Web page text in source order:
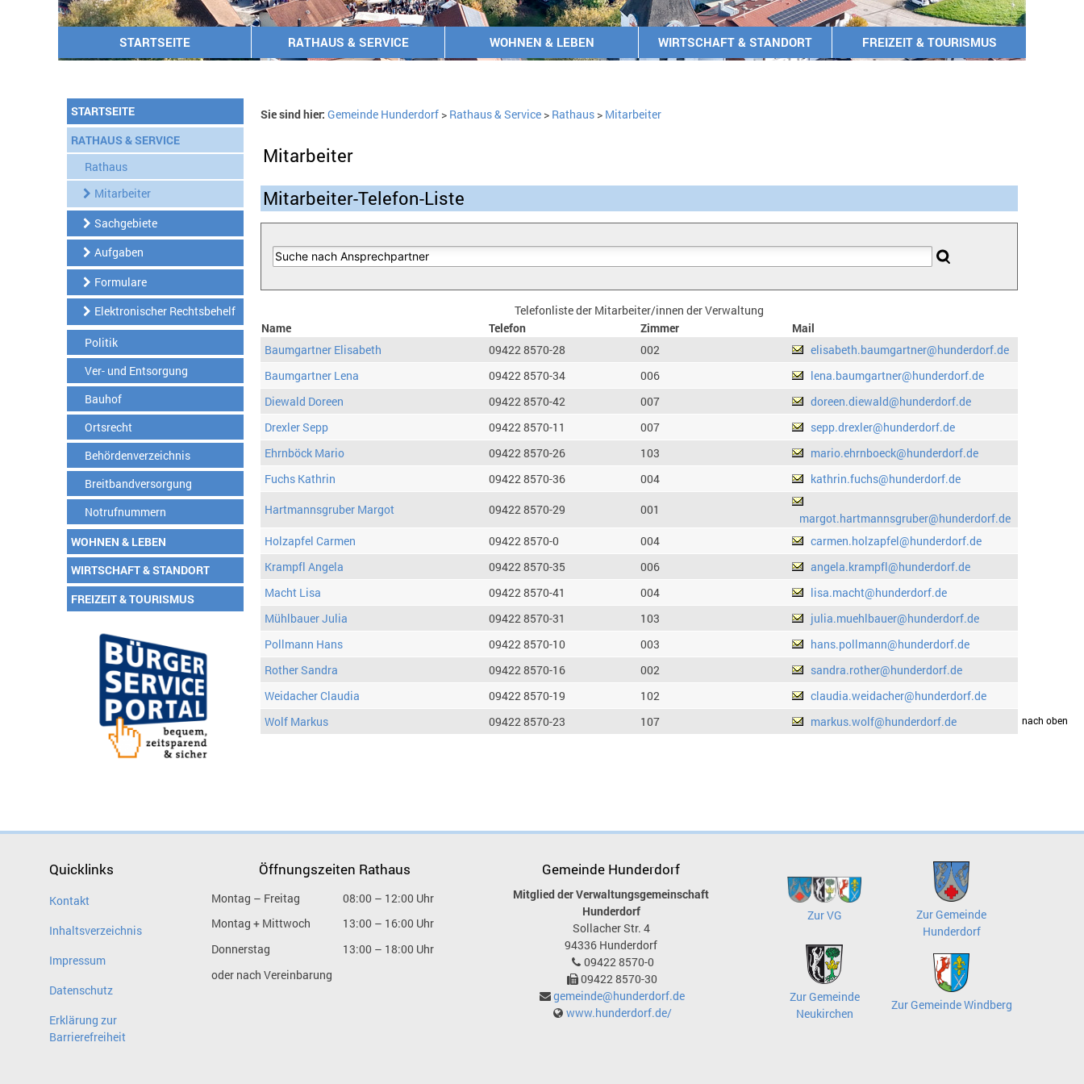
STARTSEITE RATHAUS & SERVICE WOHNEN & LEBEN WIRTSCHAFT & STANDORT FREIZEIT & TOURISMUS
STARTSEITE
RATHAUS & SERVICE
Rathaus
Mitarbeiter
Sachgebiete
Aufgaben
Formulare
Elektronischer Rechtsbehelf
Politik
Ver- und Entsorgung
Bauhof
Ortsrecht
Behördenverzeichnis
Breitbandversorgung
Notrufnummern
WOHNEN & LEBEN
WIRTSCHAFT & STANDORT
FREIZEIT & TOURISMUS
Sie sind hier: Gemeinde Hunderdorf> Rathaus & Service> Rathaus> Mitarbeiter
Mitarbeiter
Mitarbeiter-Telefon-Liste
Telefonliste der Mitarbeiter/innen der Verwaltung
Name
Telefon Zimmer
Mail
Baumgartner Elisabeth
09422 8570-28 002
elisabeth.baumgartner@hunderdorf.de
Baumgartner Lena
09422 8570-34 006
lena.baumgartner@hunderdorf.de
Diewald Doreen
09422 8570-42 007
doreen.diewald@hunderdorf.de
Drexler Sepp
09422 8570-11 007
sepp.drexler@hunderdorf.de
Ehrnböck Mario
09422 8570-26 103
mario.ehrnboeck@hunderdorf.de
Fuchs Kathrin
09422 8570-36 004
kathrin.fuchs@hunderdorf.de
Hartmannsgruber Margot
09422 8570-29 001
margot.hartmannsgruber@hunderdorf.de
Holzapfel Carmen
09422 8570-0 004
carmen.holzapfel@hunderdorf.de
Krampfl Angela
09422 8570-35 006
angela.krampfl@hunderdorf.de
Macht Lisa
09422 8570-41 004
lisa.macht@hunderdorf.de
Mühlbauer Julia
09422 8570-31 103
julia.muehlbauer@hunderdorf.de
Pollmann Hans
09422 8570-10 003
hans.pollmann@hunderdorf.de
Rother Sandra
09422 8570-16 002
sandra.rother@hunderdorf.de
Weidacher Claudia
09422 8570-19 102
claudia.weidacher@hunderdorf.de
Wolf Markus
09422 8570-23 107 markus.wolf@hunderdorf.dedrucken nach oben
Quicklinks
Kontakt
Inhaltsverzeichnis
Impressum
Datenschutz
Erklärung zur
Barrierefreiheit
Öffnungszeiten Rathaus
Montag – Freitag
08:00 – 12:00 Uhr
Montag + Mittwoch
13:00 – 16:00 Uhr
Donnerstag
13:00 – 18:00 Uhr
oder nach Vereinbarung
Gemeinde Hunderdorf
Mitglied der Verwaltungsgemeinschaft
Hunderdorf
Sollacher Str. 4
94336 Hunderdorf
09422 8570-0
09422 8570-30
gemeinde@hunderdorf.de
www.hunderdorf.de/
Zur VG
Zur Gemeinde
Hunderdorf
Zur Gemeinde
Neukirchen
Zur Gemeinde Windberg